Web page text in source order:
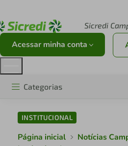
Sicredi
Acessar minha conta
Categorias
INSTITUCIONAL
Página inicial
Notícias